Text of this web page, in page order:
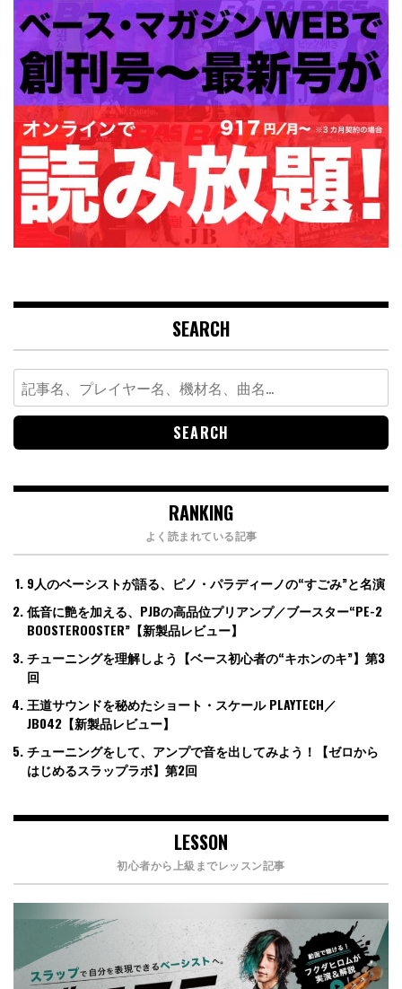
SEARCH
Search
for:
RANKING
よく読まれている記事
9人のベーシストが語る、ピノ・パラディーノの“すごみ”と名演
低音に艶を加える、PJBの高品位プリアンプ／ブースター“PE-2
BOOSTEROOSTER”【新製品レビュー】
チューニングを理解しよう【ベース初心者の“キホンのキ”】第3
回
王道サウンドを秘めたショート・スケール PLAYTECH／
JB042【新製品レビュー】
チューニングをして、アンプで音を出してみよう！【ゼロから
はじめるスラップラボ】第2回
LESSON
初心者から上級までレッスン記事